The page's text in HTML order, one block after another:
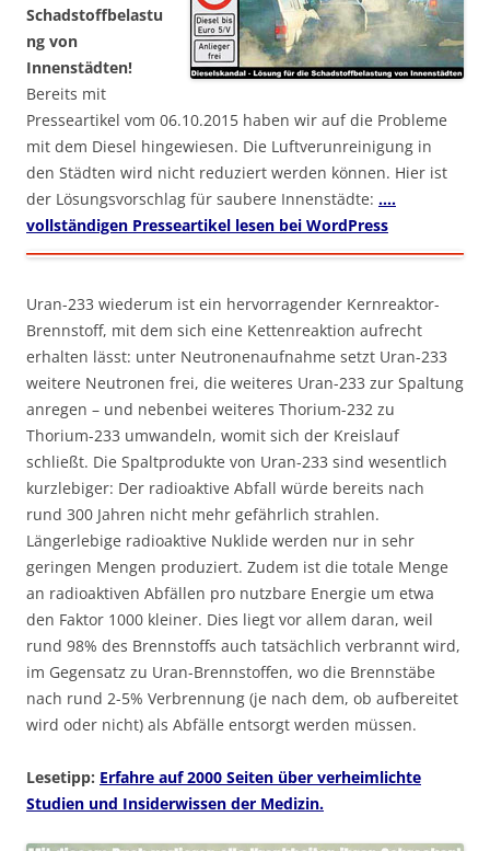
Schadstoffbelastu
ng von
Innenstädten!
Bereits mit
Presseartikel vom 06.10.2015 haben wir auf die Probleme
mit dem Diesel hingewiesen. Die Luftverunreinigung in
den Städten wird nicht reduziert werden können. Hier ist
der Lösungsvorschlag für saubere Innenstädte: ….
vollständigen Presseartikel lesen bei WordPress
Uran-233 wiederum ist ein hervorragender Kernreaktor-
Brennstoff, mit dem sich eine Kettenreaktion aufrecht
erhalten lässt: unter Neutronenaufnahme setzt Uran-233
weitere Neutronen frei, die weiteres Uran-233 zur Spaltung
anregen – und nebenbei weiteres Thorium-232 zu
Thorium-233 umwandeln, womit sich der Kreislauf
schließt. Die Spaltprodukte von Uran-233 sind wesentlich
kurzlebiger: Der radioaktive Abfall würde bereits nach
rund 300 Jahren nicht mehr gefährlich strahlen.
Längerlebige radioaktive Nuklide werden nur in sehr
geringen Mengen produziert. Zudem ist die totale Menge
an radioaktiven Abfällen pro nutzbare Energie um etwa
den Faktor 1000 kleiner. Dies liegt vor allem daran, weil
rund 98% des Brennstoffs auch tatsächlich verbrannt wird,
im Gegensatz zu Uran-Brennstoffen, wo die Brennstäbe
nach rund 2-5% Verbrennung (je nach dem, ob aufbereitet
wird oder nicht) als Abfälle entsorgt werden müssen.
Lesetipp: Erfahre auf 2000 Seiten über verheimlichte
Studien und Insiderwissen der Medizin.